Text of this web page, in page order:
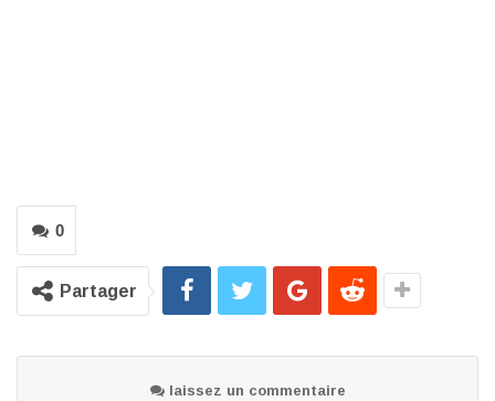
0
Partager
laissez un commentaire